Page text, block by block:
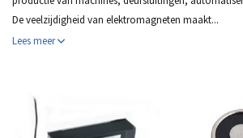
De veelzijdigheid van elektromagneten maakt...
Lees meer